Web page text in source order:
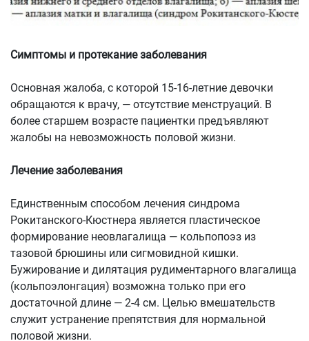
Симптомы и протекание заболевания
Основная жалоба, с которой 15-16-летние девочки
обращаются к врачу, — отсутствие менструаций. В
более старшем возрасте пациентки предъявляют
жалобы на невозможность половой жизни.
Лечение заболевания
Единственным способом лечения синдрома
Рокитанского-Кюстнера является пластическое
формирование неовлагалища — кольпопоэз из
тазовой брюшины или сигмовидной кишки.
Бужирование и дилятация рудиментарного влагалища
(кольпоэлонгация) возможна только при его
достаточной длине — 2-4 см. Целью вмешательств
служит устранение препятствия для нормальной
половой жизни.